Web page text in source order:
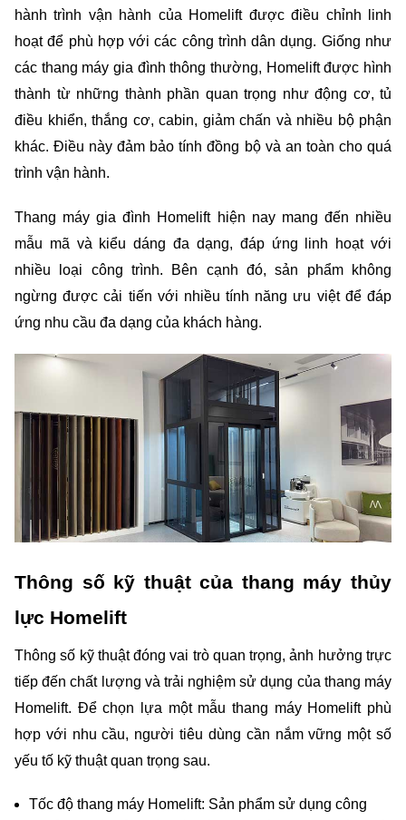
hành trình vận hành của Homelift được điều chỉnh linh
hoạt để phù hợp với các công trình dân dụng. Giống như
các thang máy gia đình thông thường, Homelift được hình
thành từ những thành phần quan trọng như động cơ, tủ
điều khiển, thắng cơ, cabin, giảm chấn và nhiều bộ phận
khác. Điều này đảm bảo tính đồng bộ và an toàn cho quá
trình vận hành.
Thang máy gia đình Homelift hiện nay mang đến nhiều
mẫu mã và kiểu dáng đa dạng, đáp ứng linh hoạt với
nhiều loại công trình. Bên cạnh đó, sản phẩm không
ngừng được cải tiến với nhiều tính năng ưu việt để đáp
ứng nhu cầu đa dạng của khách hàng.
Thông số kỹ thuật của thang máy thủy
lực Homelift
Thông số kỹ thuật đóng vai trò quan trọng, ảnh hưởng trực
tiếp đến chất lượng và trải nghiệm sử dụng của thang máy
Homelift. Để chọn lựa một mẫu thang máy Homelift phù
hợp với nhu cầu, người tiêu dùng cần nắm vững một số
yếu tố kỹ thuật quan trọng sau.
Tốc độ thang máy Homelift: Sản phẩm sử dụng công